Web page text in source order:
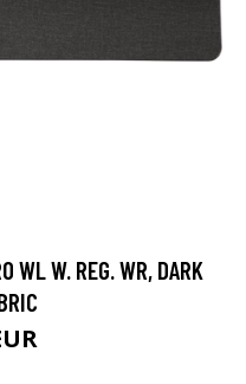
WL W. REG. WR, DARK